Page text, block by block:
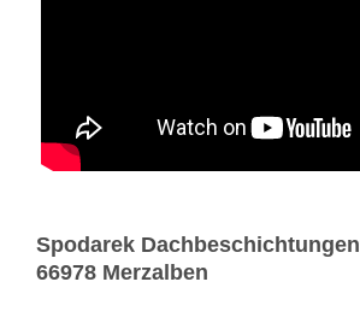
Spodarek
66978 Merzalben